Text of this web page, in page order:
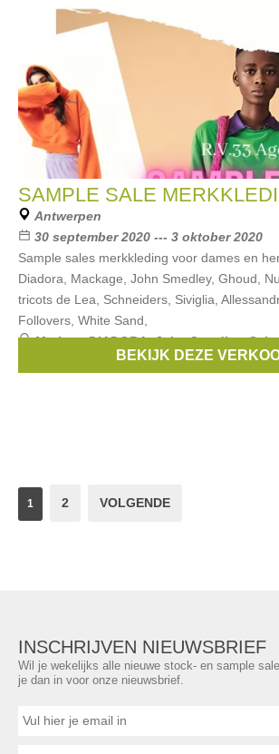
SAMPLE SALE
Antwerpen
30 september 2020 --- 3 oktober 2020
Sample sales merkkleding voor dames en
Diadora, Mackage, John Smedley, Ghoud,
tricots de Lea, Schneiders, Siviglia,
Follovers, White Sand,
Merken:DIADORA,John Smedley,
BEKIJK DEZE
1 2 VOLGENDE
INSCHRIJVEN NIEUWSBRIEF
Wil je wekelijks alle nieuwe stock- en sample
je dan in voor onze nieuwsbrief.